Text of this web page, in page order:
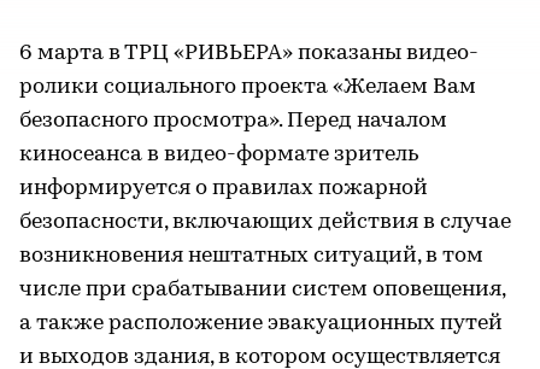
6 марта в ТРЦ «РИВЬЕРА» показаны видео-
ролики социального проекта «Желаем Вам
безопасного просмотра». Перед началом
киносеанса в видео-формате зритель
информируется о правилах пожарной
безопасности, включающих действия в случае
возникновения нештатных ситуаций, в том
числе при срабатывании систем оповещения,
а также расположение эвакуационных путей
и выходов здания, в котором осуществляется